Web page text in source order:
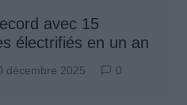
avec 15
électrifiés en un an
décembre 2025 0